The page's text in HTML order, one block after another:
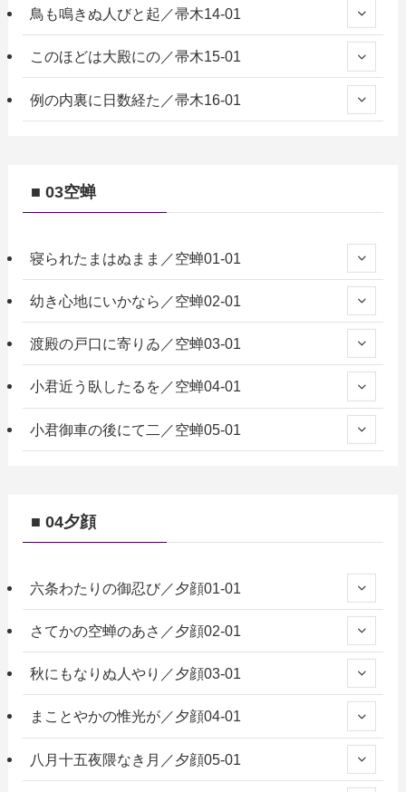
鳥も鳴きぬ人びと起／帚木14-01
このほどは大殿にの／帚木15-01
例の内裏に日数経た／帚木16-01
■ 03空蝉
寝られたまはぬまま／空蝉01-01
幼き心地にいかなら／空蝉02-01
渡殿の戸口に寄りゐ／空蝉03-01
小君近う臥したるを／空蝉04-01
小君御車の後にて二／空蝉05-01
■ 04夕顔
六条わたりの御忍び／夕顔01-01
さてかの空蝉のあさ／夕顔02-01
秋にもなりぬ人やり／夕顔03-01
まことやかの惟光が／夕顔04-01
八月十五夜隈なき月／夕顔05-01